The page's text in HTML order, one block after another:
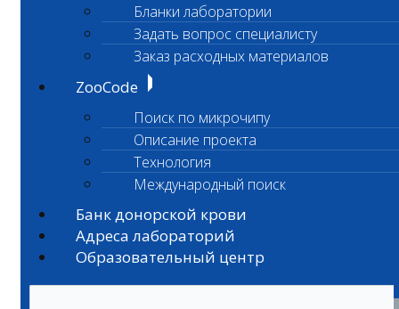
Бланки лаборатории
Задать вопрос специалисту
Заказ расходных материалов
ZooCode
Поиск по микрочипу
Описание проекта
Технология
Международный поиск
Банк донорской крови
Адреса лабораторий
Образовательный центр